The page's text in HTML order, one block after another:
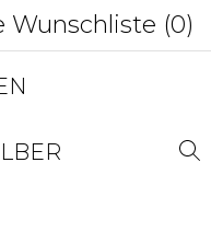
Wunschliste (0)